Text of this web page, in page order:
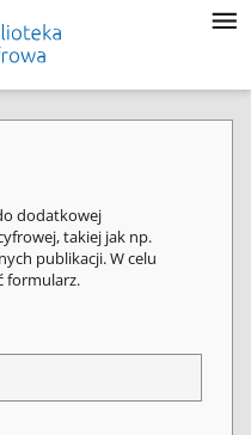
dodatkowej
takiej jak np.
publikacji. W celu
formularz.